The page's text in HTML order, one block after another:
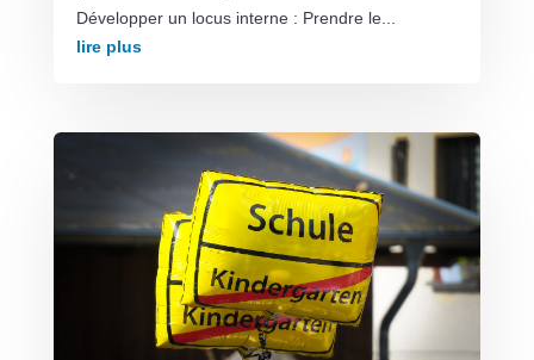
Développer un locus interne : Prendre le...
lire plus